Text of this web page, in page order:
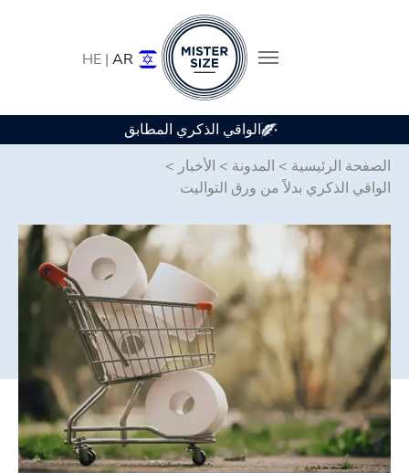
HE | AR
الصفحة الرئيسية > المدونة > الأخبار >
الواقي الذكري بدلاً من ورق التواليت